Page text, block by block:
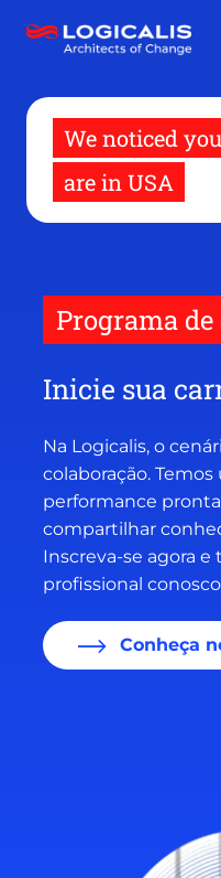
para
We noticed you
are in USA
Programa
Inicie sua
Na Logicalis, o
colaboração.
performance
compartilhar
Inscreva-se agora
profissional
Conheça